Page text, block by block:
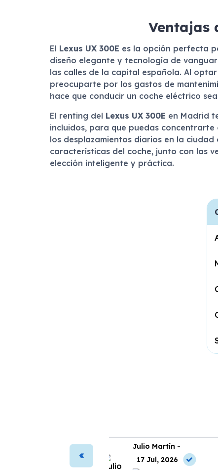
Ventajas
El Lexus UX 300E es la opción perfecta
diseño elegante y tecnología de
las calles de la capital española. Al
preocuparte por los gastos de
hace que conducir un coche eléctrico
El renting del Lexus UX 300E en Madrid
incluidos, para que puedas
los desplazamientos diarios en la
características del coche, junto con las
elección inteligente y práctica.
Julio Martín -
17 Jul, 2026